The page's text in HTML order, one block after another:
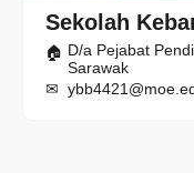
Sekolah
D/a Pejabat
Sarawak